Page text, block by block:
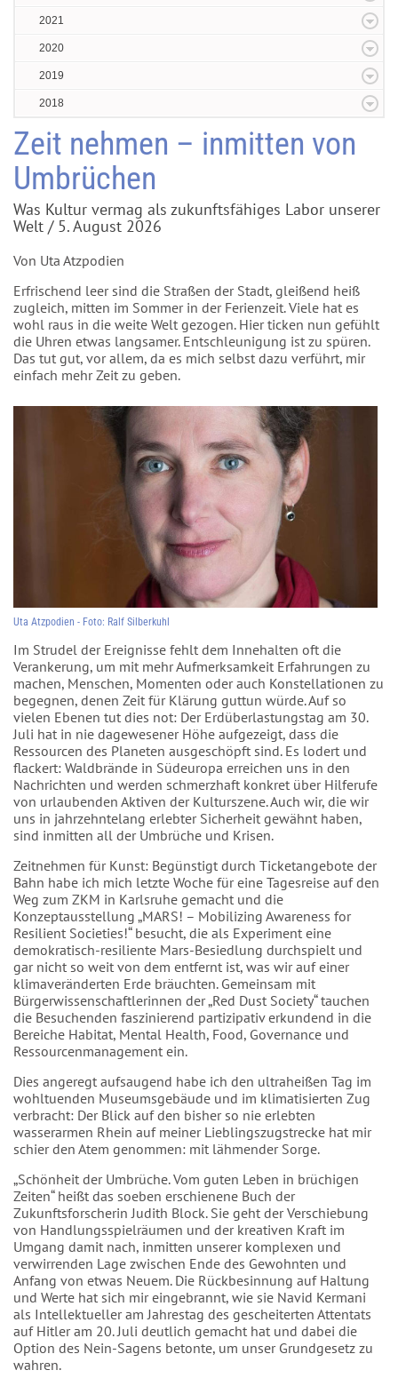
2021
2020
2019
2018
Zeit nehmen – inmitten von
Umbrüchen
Was Kultur vermag als zukunftsfähiges Labor unserer
Welt / 5. August 2026
Von Uta Atzpodien
Erfrischend leer sind die Straßen der Stadt, gleißend heiß
zugleich, mitten im Sommer in der Ferienzeit. Viele hat es
wohl raus in die weite Welt gezogen. Hier ticken nun gefühlt
die Uhren etwas langsamer. Entschleunigung ist zu spüren.
Das tut gut, vor allem, da es mich selbst dazu verführt, mir
einfach mehr Zeit zu geben.
Uta Atzpodien - Foto: Ralf Silberkuhl
Im Strudel der Ereignisse fehlt dem Innehalten oft die
Verankerung, um mit mehr Aufmerksamkeit Erfahrungen zu
machen, Menschen, Momenten oder auch Konstellationen zu
begegnen, denen Zeit für Klärung guttun würde. Auf so
vielen Ebenen tut dies not: Der Erdüberlastungstag am 30.
Juli hat in nie dagewesener Höhe aufgezeigt, dass die
Ressourcen des Planeten ausgeschöpft sind. Es lodert und
flackert: Waldbrände in Südeuropa erreichen uns in den
Nachrichten und werden schmerzhaft konkret über Hilferufe
von urlaubenden Aktiven der Kulturszene. Auch wir, die wir
uns in jahrzehntelang erlebter Sicherheit gewähnt haben,
sind inmitten all der Umbrüche und Krisen.
Zeitnehmen für Kunst: Begünstigt durch Ticketangebote der
Bahn habe ich mich letzte Woche für eine Tagesreise auf den
Weg zum ZKM in Karlsruhe gemacht und die
Konzeptausstellung „MARS! – Mobilizing Awareness for
Resilient Societies!“ besucht, die als Experiment eine
demokratisch-resiliente Mars-Besiedlung durchspielt und
gar nicht so weit von dem entfernt ist, was wir auf einer
klimaveränderten Erde bräuchten. Gemeinsam mit
Bürgerwissenschaftlerinnen der „Red Dust Society“ tauchen
die Besuchenden faszinierend partizipativ erkundend in die
Bereiche Habitat, Mental Health, Food, Governance und
Ressourcenmanagement ein.
Dies angeregt aufsaugend habe ich den ultraheißen Tag im
wohltuenden Museumsgebäude und im klimatisierten Zug
verbracht: Der Blick auf den bisher so nie erlebten
wasserarmen Rhein auf meiner Lieblingszugstrecke hat mir
schier den Atem genommen: mit lähmender Sorge.
„Schönheit der Umbrüche. Vom guten Leben in brüchigen
Zeiten“ heißt das soeben erschienene Buch der
Zukunftsforscherin Judith Block. Sie geht der Verschiebung
von Handlungsspielräumen und der kreativen Kraft im
Umgang damit nach, inmitten unserer komplexen und
verwirrenden Lage zwischen Ende des Gewohnten und
Anfang von etwas Neuem. Die Rückbesinnung auf Haltung
und Werte hat sich mir eingebrannt, wie sie Navid Kermani
als Intellektueller am Jahrestag des gescheiterten Attentats
auf Hitler am 20. Juli deutlich gemacht hat und dabei die
Option des Nein-Sagens betonte, um unser Grundgesetz zu
wahren.